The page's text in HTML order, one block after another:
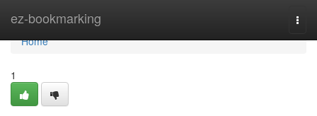
ez-bookmarking
Home
Home
1